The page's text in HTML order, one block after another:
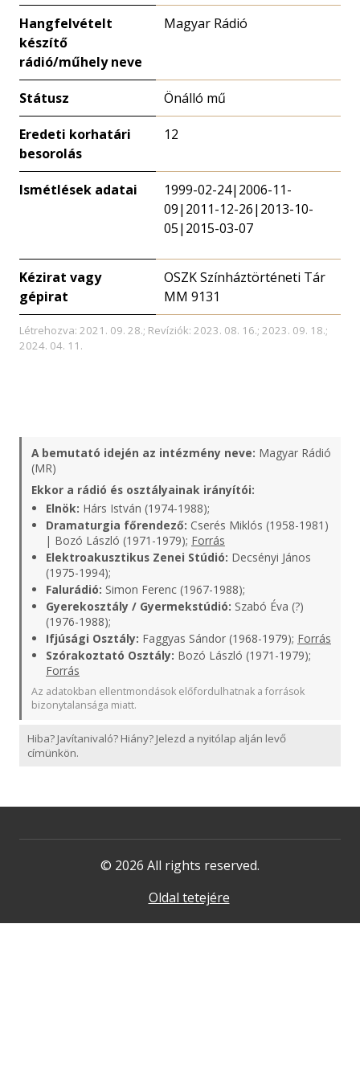
Hangfelvételt
készítő
rádió/műhely neve
Magyar Rádió
Státusz Önálló mű
Eredeti korhatári
besorolás
12
Ismétlések adatai
1999-02-24|2006-11-
09|2011-12-26|2013-10-
05|2015-03-07
Kézirat vagy
gépirat
OSZK Színháztörténeti Tár
MM 9131
Létrehozva: 2021. 09. 28.; Revíziók: 2023. 08. 16.; 2023. 09. 18.;
2024. 04. 11.
A bemutató idején az intézmény neve: Magyar Rádió
(MR)
Ekkor a rádió és osztályainak irányítói:
Elnök: Hárs István (1974-1988);
Dramaturgia főrendező: Cserés Miklós (1958-1981)
| Bozó László (1971-1979); Forrás
Elektroakusztikus Zenei Stúdió: Decsényi János
(1975-1994);
Falurádió: Simon Ferenc (1967-1988);
Gyerekosztály / Gyermekstúdió: Szabó Éva (?)
(1976-1988);
Ifjúsági Osztály: Faggyas Sándor (1968-1979); Forrás
Szórakoztató Osztály: Bozó László (1971-1979);
Forrás
Az adatokban ellentmondások előfordulhatnak a források
bizonytalansága miatt.
Hiba? Javítanivaló? Hiány? Jelezd a nyitólap alján levő
címünkön.
© 2026 All rights reserved.
Oldal tetejére